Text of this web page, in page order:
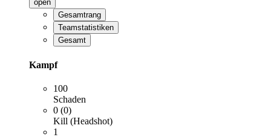
open
Gesamtrang
Teamstatistiken
Gesamt
Kampf
100
Schaden
0 (0)
Kill (Headshot)
1